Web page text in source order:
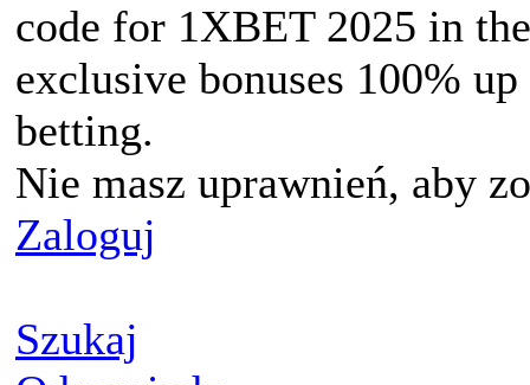
code for 1XBET 2025 in
exclusive bonuses 100%
betting.
Nie masz uprawnień, aby
Zaloguj
Szukaj